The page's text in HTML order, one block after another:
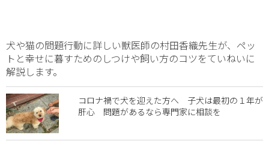
犬や猫の問題行動に詳しい獣医師の村田香織先生が、ペッ
トと幸せに暮すためのしつけや飼い方のコツをていねいに
解説します。
コロナ禍で犬を迎えた方へ 子犬は最初の１年が
肝心 問題があるなら専門家に相談を